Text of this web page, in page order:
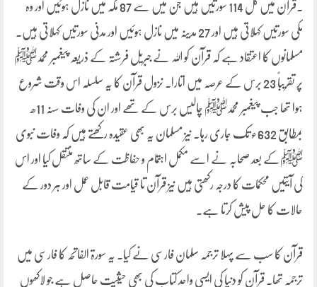
.قرآن میں کل 114 سورتیں ہیں جن میں سے 87 مکہ میں نازل ہوئیں اور وہ
مکی سورتیں کہلاتی ہیں اور 27 مدینہ میں نازل ہوئیں اور مدنی سورتیں کہلاتی ہیں۔
مسلمانوں کا اعتقاد ہے کہ قرآن کو اللہ نے جبریل فرشتہ کے ذریعہ پیغمبر محمدﷺ
پر تقریباً 23 برس کے عرصہ میں اتارا۔ نزول قرآن کا یہ سلسلہ اس وقت شروع
ہوا تھا جب پیغمبر محمدﷺ چالیس برس کے تھے اور ان کی وفات سنہ 11ھ
بمطابق 632ء تک جاری رہا۔ نیز مسلمان یہ بھی عقیدہ رکھتے ہیں کہ وفات نبوی
ﷺکے بعد صحابہ نے اسے مکمل اہتمام و حفاظت کے ساتھ منتقل کیا اور اس
کی آیتیں محکمات کا درجہ رکھتی ہیں نیز قرآن تا قیامت قابل عمل اور ہر دور کے
حالات کا حل پیش کرتا ہے۔
قرآن کا سب سے پہلا ترجمہ سلمان فارسی نے کیا۔ یہ سورۃ الفاتحہ کا فارسی میں
ترجمہ تھا۔ قرآن کو دنیا کی ایسی واحد کتاب کی بھی حیثیت حاصل ہے جو لاکھوں